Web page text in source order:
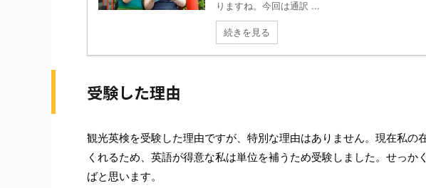
りますね。今回は通訳 ...
続きを見る
受験した理由
観光英検を受験した理由ですが、特別な理由はありません。現在私の
くれるため、英語が得意な私は単位を補うため受験しました。せっ
ばと思います。